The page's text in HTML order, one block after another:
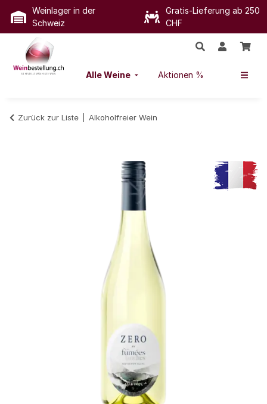
Weinlager in der
Schweiz
Gratis-Lieferung ab 250
CHF
Alle Weine Aktionen %
Zurück zur Liste Alkoholfreier Wein